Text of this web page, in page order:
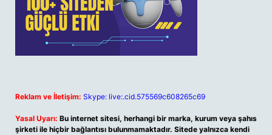
Reklam ve İletişim: Skype: live:.cid.575569c608265c69
Yasal Uyarı: Bu internet sitesi, herhangi bir marka, kurum veya şahıs
şirketi ile hiçbir bağlantısı bulunmamaktadır. Sitede yalnızca kendi